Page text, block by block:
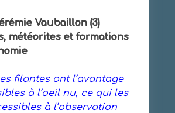
Vaubaillon (3)
météorites et formations
filantes ont l’avantage
à l’oeil nu, ce qui les
à l’observation